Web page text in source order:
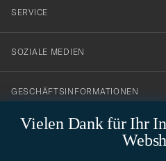
Vielen Dank für Ihr
nyhetsbrev!
SERVICE
SOZIALE MEDIEN
GESCHÄFTSINFORMATIONEN